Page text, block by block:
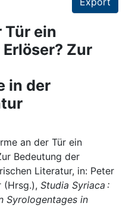
Tür ein
Zur
in der
an der Tür ein
Bedeutung der
Literatur, in: Peter
(Hrsg.), Studia Syriaca :
Syrologentages in